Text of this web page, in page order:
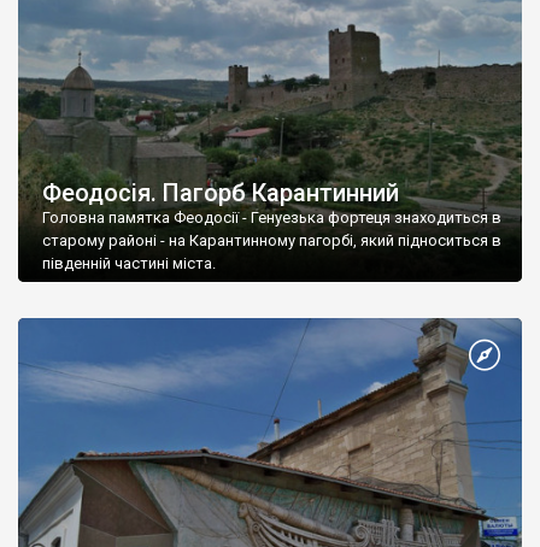
Феодосія. Пагорб Карантинний
Головна памятка Феодосії - Генуезька фортеця знаходиться в
старому районі - на Карантинному пагорбі, який підноситься в
південній частині міста.